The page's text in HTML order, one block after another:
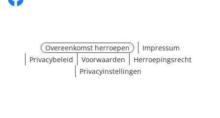
Overeenkomst herroepen
Impressum
Privacybeleid
Voorwaarden
Herroepingsrecht
Privacyinstellingen